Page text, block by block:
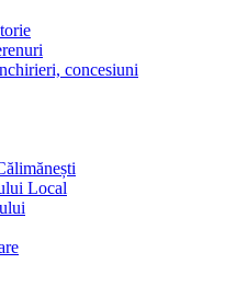
concesiuni
Local